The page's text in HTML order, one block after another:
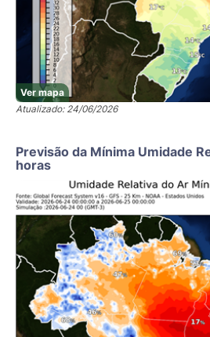
Ver mapa
Atualizado: 24/06/2026
Previsão da Mínima Umidade
horas